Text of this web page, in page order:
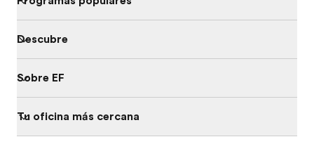
Descubre
Sobre EF
Tu oficina más cercana